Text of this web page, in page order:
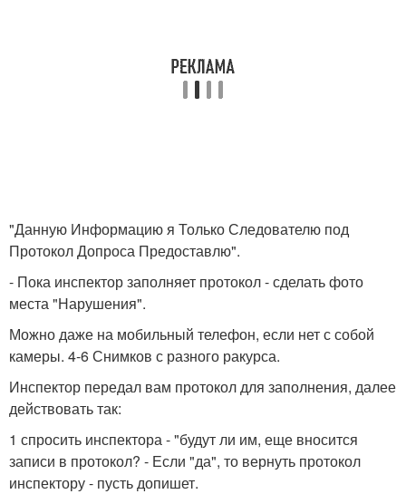
"Данную Информацию я Только Следователю под
Протокол Допроса Предоставлю".
- Пока инспектор заполняет протокол - сделать фото
места "Нарушения".
Можно даже на мобильный телефон, если нет с собой
камеры. 4-6 Снимков с разного ракурса.
Инспектор передал вам протокол для заполнения, далее
действовать так:
1 спросить инспектора - "будут ли им, еще вносится
записи в протокол? - Если "да", то вернуть протокол
инспектору - пусть допишет.